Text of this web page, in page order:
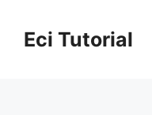
contentEci Tutorial